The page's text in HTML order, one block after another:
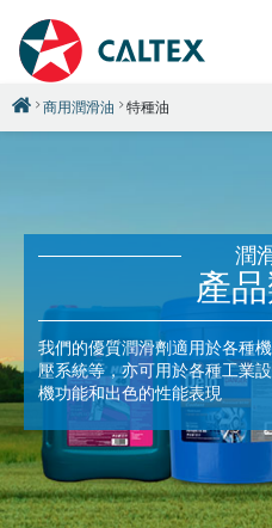
商用潤滑油 特種油
潤
產
我們的優質潤滑劑適用於各種
壓系統等，亦可用於各種工業
機功能和出色的性能表現